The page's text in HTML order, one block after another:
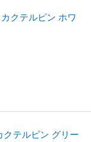
クテルピン ホワ
クテルピン グリー